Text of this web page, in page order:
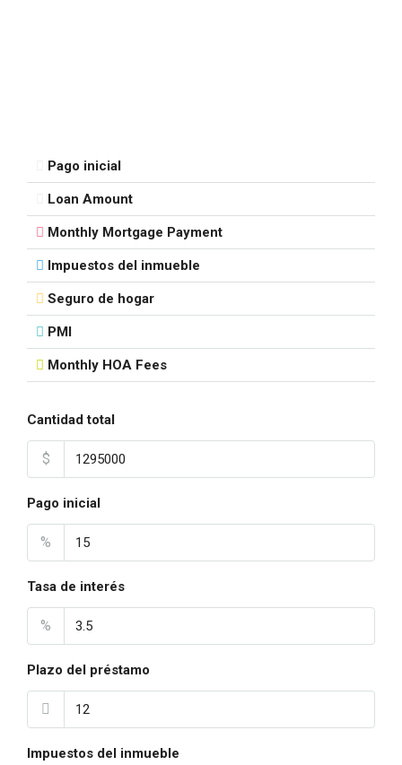
Pago inicial
Loan Amount
Monthly Mortgage Payment
Impuestos del inmueble
Seguro de hogar
PMI
Monthly HOA Fees
Cantidad total
$
Pago inicial
%
Tasa de interés
%
Plazo del préstamo
Impuestos del inmueble